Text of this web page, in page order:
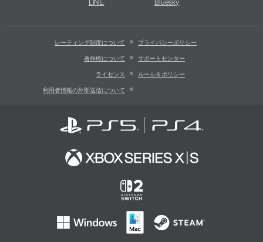
LINE Bluesky
レーティング制度について プライバシーポリシー
著作権について サポートセンター
ライセンス ルール＆ポリシー
利用者情報の外部送信について